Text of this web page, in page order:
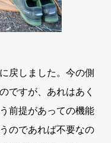
戻しました。今の側
ですが、あれはあく
前提があっての機能
のであれば不要なの